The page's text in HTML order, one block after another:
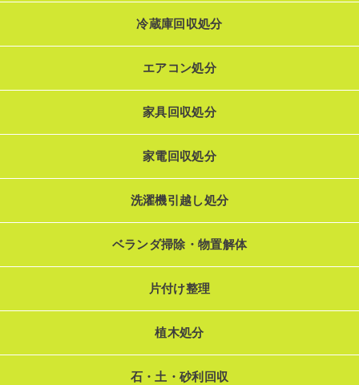
冷蔵庫回収処分
エアコン処分
家具回収処分
家電回収処分
洗濯機引越し処分
ベランダ掃除・物置解体
片付け整理
植木処分
石・土・砂利回収